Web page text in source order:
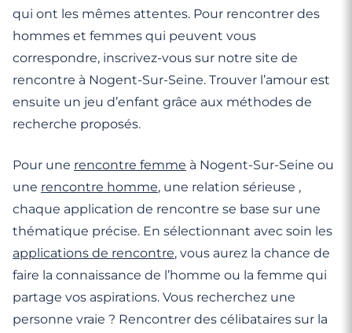
qui ont les mêmes attentes. Pour rencontrer des
hommes et femmes qui peuvent vous
correspondre, inscrivez-vous sur notre site de
rencontre à Nogent-Sur-Seine. Trouver l’amour est
ensuite un jeu d’enfant grâce aux méthodes de
recherche proposés.
Pour une rencontre femme à Nogent-Sur-Seine ou
une rencontre homme, une relation sérieuse ,
chaque application de rencontre se base sur une
thématique précise. En sélectionnant avec soin les
applications de rencontre, vous aurez la chance de
faire la connaissance de l’homme ou la femme qui
partage vos aspirations. Vous recherchez une
personne vraie ? Rencontrer des célibataires sur la